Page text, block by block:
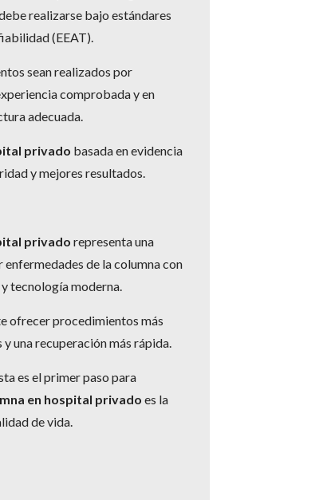
realizarse bajo estándares
(EEAT).
sean realizados por
comprobada y en
adecuada.
privado basada en evidencia
y mejores resultados.
privado representa una
de la columna con
tecnología moderna.
ofrecer procedimientos más
una recuperación más rápida.
es el primer paso para
en hospital privado es la
de vida.